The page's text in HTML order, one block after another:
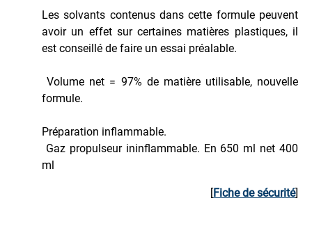
Les solvants contenus dans cette formule peuvent
avoir un effet sur certaines matières plastiques, il
est conseillé de faire un essai préalable.
Volume net = 97% de matière utilisable, nouvelle
formule.
Préparation inflammable.
Gaz propulseur ininflammable. En 650 ml net 400
ml
[Fiche de sécurité]